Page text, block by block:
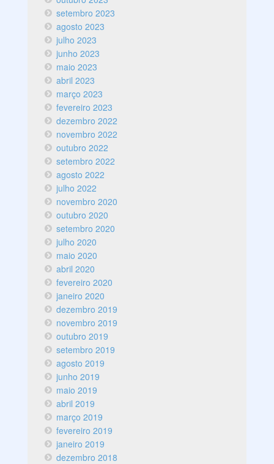
setembro 2023
agosto 2023
julho 2023
junho 2023
maio 2023
abril 2023
março 2023
fevereiro 2023
dezembro 2022
novembro 2022
outubro 2022
setembro 2022
agosto 2022
julho 2022
novembro 2020
outubro 2020
setembro 2020
julho 2020
maio 2020
abril 2020
fevereiro 2020
janeiro 2020
dezembro 2019
novembro 2019
outubro 2019
setembro 2019
agosto 2019
junho 2019
maio 2019
abril 2019
março 2019
fevereiro 2019
janeiro 2019
dezembro 2018